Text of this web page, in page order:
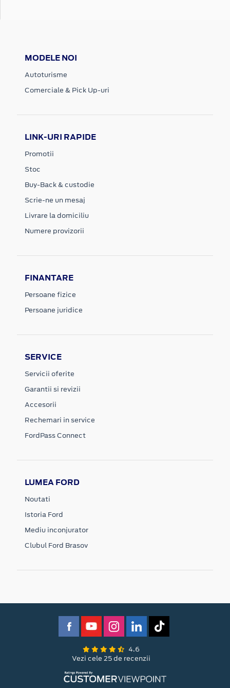
MODELE NOI
Autoturisme
Comerciale & Pick Up-uri
LINK-URI RAPIDE
Promotii
Stoc
Buy-Back & custodie
Scrie-ne un mesaj
Livrare la domiciliu
Numere provizorii
FINANTARE
Persoane fizice
Persoane juridice
SERVICE
Servicii oferite
Garantii si revizii
Accesorii
Rechemari in service
FordPass Connect
LUMEA FORD
Noutati
Istoria Ford
Mediu inconjurator
Clubul Ford Brasov
4.6
Vezi cele 25 de recenzii